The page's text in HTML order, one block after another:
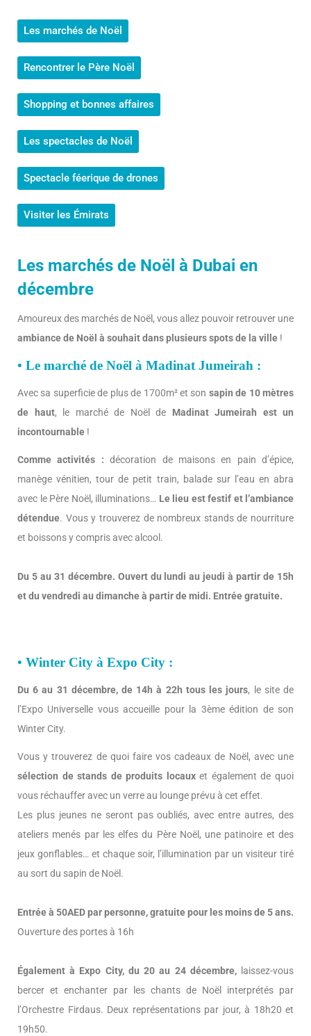
Les marchés de Noël
Rencontrer le Père Noël
Shopping et bonnes affaires
Les spectacles de Noël
Spectacle féerique de drones
Visiter les Émirats
Les marchés de Noël à Dubai en
décembre
Amoureux des marchés de Noël, vous allez pouvoir retrouver une
ambiance de Noël à souhait dans plusieurs spots de la ville !
• Le marché de Noël à Madinat Jumeirah :
Avec sa superficie de plus de 1700m² et son sapin de 10 mètres
de haut, le marché de Noël de Madinat Jumeirah est un
incontournable !
Comme activités : décoration de maisons en pain d’épice,
manège vénitien, tour de petit train, balade sur l’eau en abra
avec le Père Noël, illuminations… Le lieu est festif et l’ambiance
détendue. Vous y trouverez de nombreux stands de nourriture
et boissons y compris avec alcool.
Du 5 au 31 décembre. Ouvert du lundi au jeudi à partir de 15h
et du vendredi au dimanche à partir de midi. Entrée gratuite.
• Winter City à Expo City :
Du 6 au 31 décembre, de 14h à 22h tous les jours, le site de
l’Expo Universelle vous accueille pour la 3ème édition de son
Winter City.
Vous y trouverez de quoi faire vos cadeaux de Noël, avec une
sélection de stands de produits locauxet également de quoi
vous réchauffer avec un verre au lounge prévu à cet effet.
Les plus jeunes ne seront pas oubliés, avec entre autres, des
ateliers menés par les elfes du Père Noël, une patinoire et des
jeux gonflables… et chaque soir, l’illumination par un visiteur tiré
au sort du sapin de Noël.
Entrée à 50AED par personne, gratuite pour les moins de 5 ans.
Ouverture des portes à 16h
Également à Expo City, du 20 au 24 décembre,laissez-vous
bercer et enchanter par les chants de Noël interprétés par
l’Orchestre Firdaus. Deux représentations par jour, à 18h20 et
19h50.